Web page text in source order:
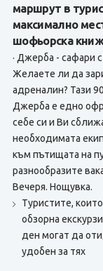
маршрут в
максимално
шофьорска
· Джерба - сафари
Желаете ли да
адреналин? Тази
Джерба е едно
себе си и Ви
необходимата
към пътищата на
разнообразите
Вечеря. Нощувка.
Туристите,
обзорна
ден могат да
удобен за тях